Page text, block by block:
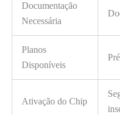
Documentação
Necessária
Planos
Disponíveis
Ativação do Chip